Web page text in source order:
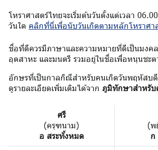
โหราศาสตร์ไทยจะเริ่มต้นวันตั้งแต่เวลา
วันใด คลิกที่นี่เพื่อนับวันเกิดตามหลักโหราศา
ชื่อที่ดีควรมีภาษาและความหมายที่ดีเป็นมงค
อุตสาหะ และมนตรี รวมอยู่ในชื่อเพื่อหนุนชะ
อักษรที่เป็นกาลกิณีสำหรับคนเกิดวันพฤหัสบ
ดูรายละเอียดเพิ่มเติมได้จาก ภูมิทักษาสำหรั
ศรี
(ครุฑนาม)
อ สระทั้งหมด
(พ
ก